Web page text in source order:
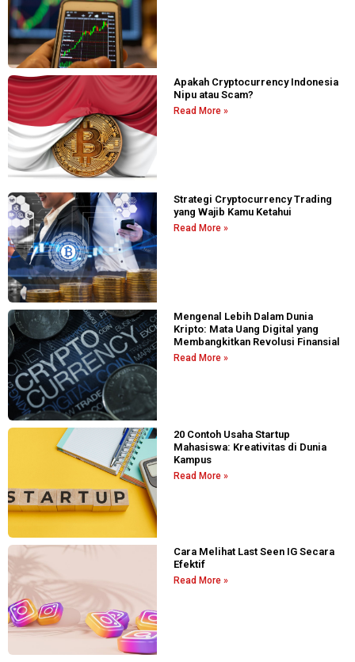
Apakah Cryptocurrency Indonesia
Nipu atau Scam?
Read More »
Strategi Cryptocurrency Trading
yang Wajib Kamu Ketahui
Read More »
Mengenal Lebih Dalam Dunia
Kripto: Mata Uang Digital yang
Membangkitkan Revolusi Finansial
Read More »
20 Contoh Usaha Startup
Mahasiswa: Kreativitas di Dunia
Kampus
Read More »
Cara Melihat Last Seen IG Secara
Efektif
Read More »